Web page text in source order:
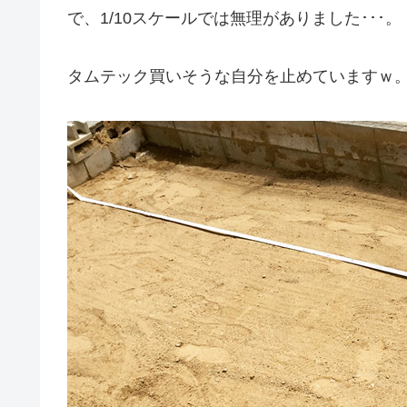
で、1/10スケールでは無理がありました･･･。
タムテック買いそうな自分を止めていますｗ